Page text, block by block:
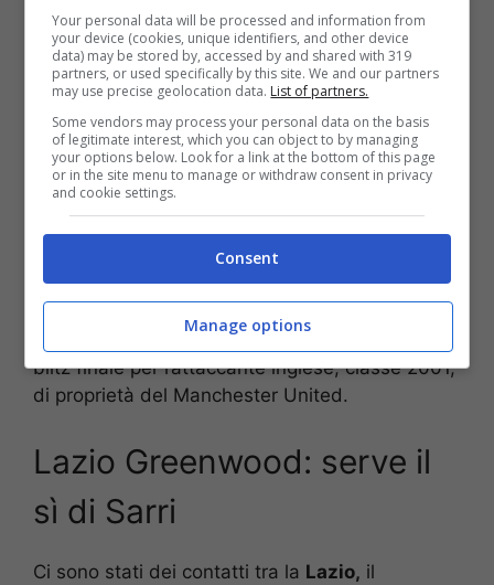
La Lazio sta pensando a Greenwood. La
squadra biancoceleste è tornata in Champions
League e sta pensando di chiudere almeno un
colpo importante in attacco per garantire a Sarri
maggiori scelte per affrontare una stagione che
si preannuncia estremamente complessa.
È
il club capitolino sta provando il
blitz finale per l’attaccante inglese, classe 2001,
di proprietà del Manchester United.
Lazio Greenwood: serve il
sì di Sarri
Ci sono stati dei contatti tra la Lazio, il
Your personal data will be processed and information from
your device (cookies, unique identifiers, and other device
data) may be stored by, accessed by and shared with 319
partners, or used specifically by this site. We and our partners
may use precise geolocation data. List of partners.
Some vendors may process your personal data on the basis
of legitimate interest, which you can object to by managing
your options below. Look for a link at the bottom of this page
or in the site menu to manage or withdraw consent in privacy
and cookie settings.
Consent
Manage options